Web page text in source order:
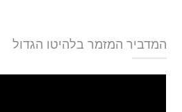
המדביר המזמר בלהיטו הגדול